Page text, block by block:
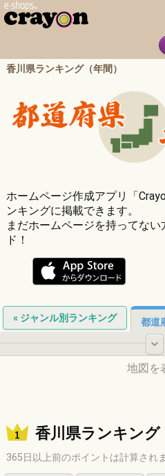
香川県ランキング（年間）
ホームページ作成アプリ「
ンキングに掲載できます。
まだホームページを持ってな
ド！
« ジャンル別ランキング 都道
-
地図を
香川県ランキング
365日以上前のポイントは計算され